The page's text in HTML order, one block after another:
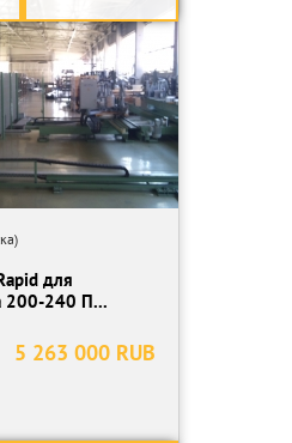
для
200-240 П...
5 263 000 RUB